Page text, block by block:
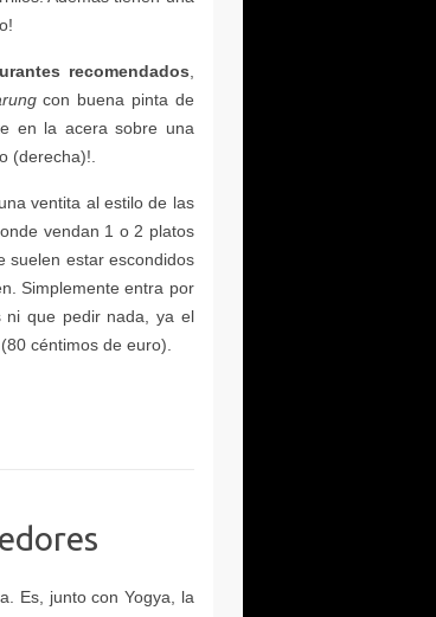
recomendados